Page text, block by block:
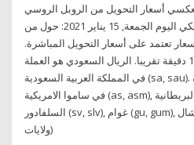
أسعار التحويل من الروبل الروسي
الى الدولار الأمريكي اليوم الجمعة, 15 يناير 2021: حول من rub الى usd و
تعتمد على أسعار التحويل المباشرة.
أسعار التحويل يتم تحديثها كل 15 دقيقة تقريبا. الريال السعودي هو العملة
في المملكة العربية السعودية (sa, sau). دولار الولايات المتحدة هو العملة
في ساموا الامريكية (as, asm), جزر فيرجن البريطانية (vg, vgb, bvi),
السلفادور (sv, slv), غوام (gu, gum), جزر مارشال (mh, mhl), ماكرونيزيا
(ولايات